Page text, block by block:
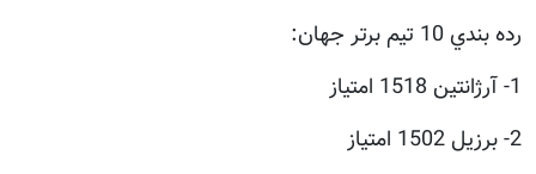
رده بندي 10 تيم برتر جهان:
1- آرژانتين 1518 امتياز
2- برزيل 1502 امتياز